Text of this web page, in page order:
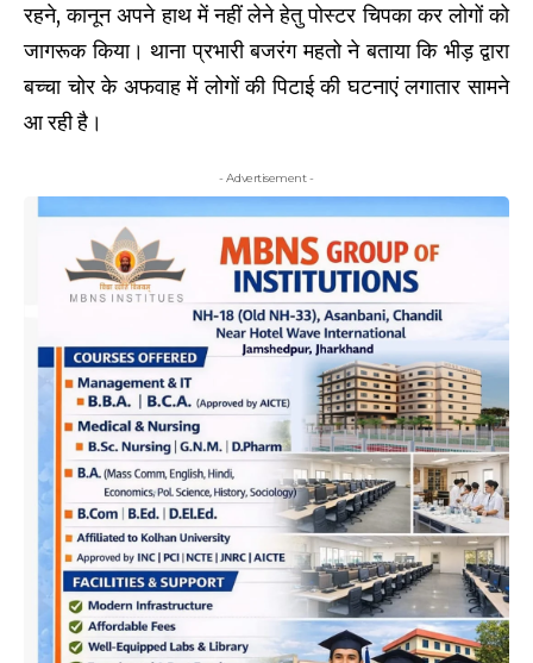
रहने, कानून अपने हाथ में नहीं लेने हेतु पोस्टर चिपका कर लोगों को
जागरूक किया। थाना प्रभारी बजरंग महतो ने बताया कि भीड़ द्वारा
बच्चा चोर के अफवाह में लोगों की पिटाई की घटनाएं लगातार सामने
आ रही है।
- Advertisement -